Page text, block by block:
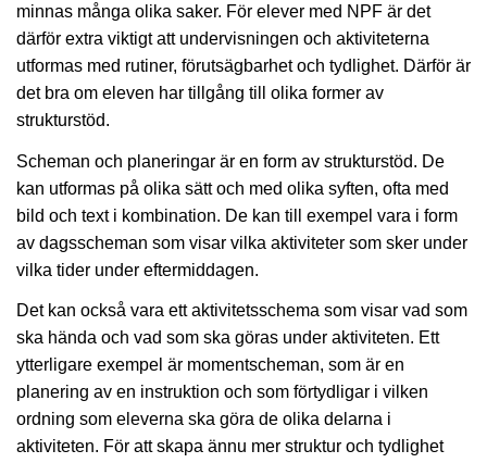
minnas många olika saker. För elever med NPF är det
därför extra viktigt att undervisningen och aktiviteterna
utformas med rutiner, förutsägbarhet och tydlighet. Därför är
det bra om eleven har tillgång till olika former av
strukturstöd.
Scheman och planeringar är en form av strukturstöd. De
kan utformas på olika sätt och med olika syften, ofta med
bild och text i kombination. De kan till exempel vara i form
av dagsscheman som visar vilka aktiviteter som sker under
vilka tider under eftermiddagen.
Det kan också vara ett aktivitetsschema som visar vad som
ska hända och vad som ska göras under aktiviteten. Ett
ytterligare exempel är momentscheman, som är en
planering av en instruktion och som förtydligar i vilken
ordning som eleverna ska göra de olika delarna i
aktiviteten. För att skapa ännu mer struktur och tydlighet